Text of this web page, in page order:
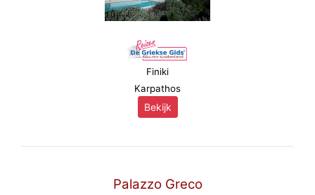
Finiki
Karpathos
Bekijk
Palazzo Greco